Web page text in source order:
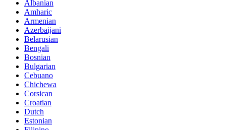
Albanian
Amharic
Armenian
Azerbaijani
Belarusian
Bengali
Bosnian
Bulgarian
Cebuano
Chichewa
Corsican
Croatian
Dutch
Estonian